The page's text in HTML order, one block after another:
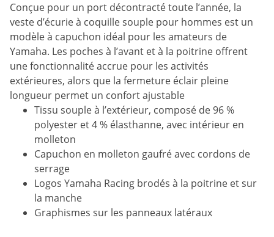
Conçue pour un port décontracté toute l’année, la
veste d’écurie à coquille souple pour hommes est un
modèle à capuchon idéal pour les amateurs de
Yamaha. Les poches à l’avant et à la poitrine offrent
une fonctionnalité accrue pour les activités
extérieures, alors que la fermeture éclair pleine
longueur permet un confort ajustable
Tissu souple à l’extérieur, composé de 96 %
polyester et 4 % élasthanne, avec intérieur en
molleton
Capuchon en molleton gaufré avec cordons de
serrage
Logos Yamaha Racing brodés à la poitrine et sur
la manche
Graphismes sur les panneaux latéraux